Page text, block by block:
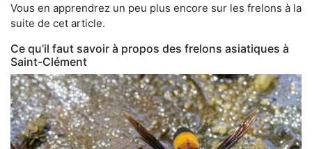
Vous en apprendrez un peu plus encore sur les frelons à la
suite de cet article.
Ce qu’il faut savoir à propos des frelons asiatiques à
Saint-Clément